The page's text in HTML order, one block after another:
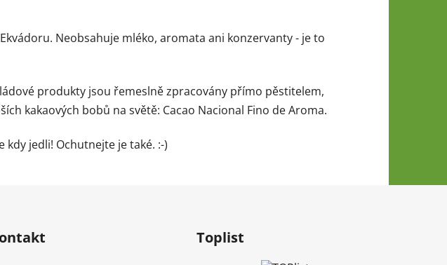
Neobsahuje mléko, aromata ani konzervanty - je to
produkty jsou řemeslně zpracovány přímo pěstitelem,
kakaových bobů na světě: Cacao Nacional Fino de Aroma.
kdy jedli! Ochutnejte je také. :-)
Toplist